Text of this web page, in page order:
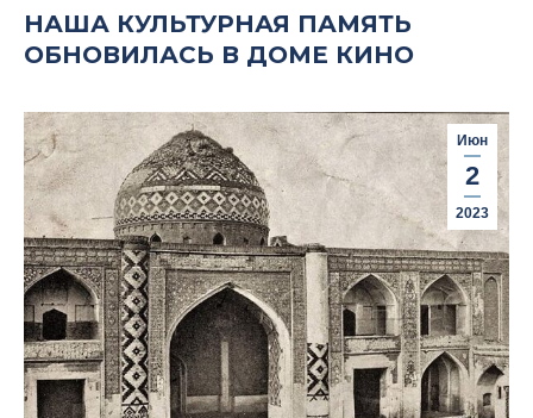
НАША КУЛЬТУРНАЯ ПАМЯТЬ
ОБНОВИЛАСЬ В ДОМЕ КИНО
Июн
2
2023